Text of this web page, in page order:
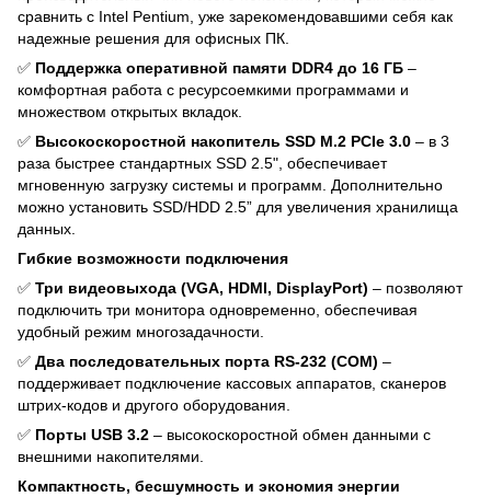
сравнить с Intel Pentium, уже зарекомендовавшими себя как
надежные решения для офисных ПК.
✅ Поддержка оперативной памяти DDR4 до 16 ГБ –
комфортная работа с ресурсоемкими программами и
множеством открытых вкладок.
✅ Высокоскоростной накопитель SSD M.2 PCIe 3.0 – в 3
раза быстрее стандартных SSD 2.5", обеспечивает
мгновенную загрузку системы и программ. Дополнительно
можно установить SSD/HDD 2.5” для увеличения хранилища
данных.
Гибкие возможности подключения
✅ Три видеовыхода (VGA, HDMI, DisplayPort) – позволяют
подключить три монитора одновременно, обеспечивая
удобный режим многозадачности.
✅ Два последовательных порта RS-232 (COM) –
поддерживает подключение кассовых аппаратов, сканеров
штрих-кодов и другого оборудования.
✅ Порты USB 3.2 – высокоскоростной обмен данными с
внешними накопителями.
Компактность, бесшумность и экономия энергии